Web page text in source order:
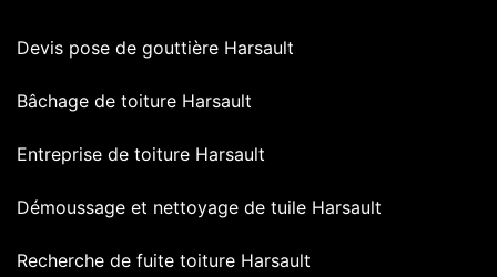
Devis pose de gouttière Harsault
Bâchage de toiture Harsault
Entreprise de toiture Harsault
Démoussage et nettoyage de tuile Harsault
Recherche de fuite toiture Harsault